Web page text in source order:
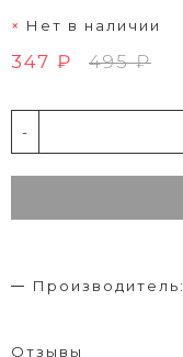
Нет в наличии
347 ₽ 495 ₽
-
Производитель:
Отзывы